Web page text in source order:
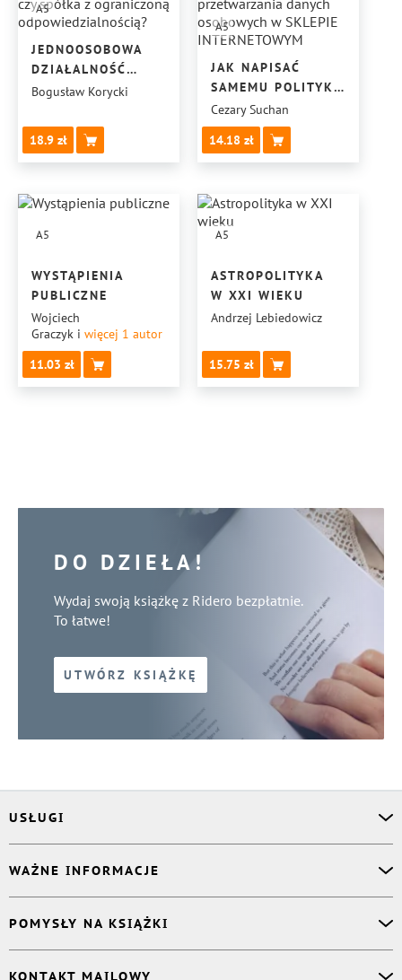
A5
JEDNOOSOBOWA
DZIAŁALNOŚĆ
GOSPODARCZA
Z OGRANICZONĄ
ODPOWIEDZIALNOŚCIĄ?
Bogusław Korycki
18.9
A5
JAK NAPISAĆ
SAMEMU POLITYKĘ
BEZPIECZEŃSTWA
PRZETWARZANIA
DANYCH
OSOBOWYCH W
INTERNETOWYM
Cezary Suchan
14.18
A5
WYSTĄPIENIA
PUBLICZNE
Wojciech
Graczyk i więcej 1 autor
11.03
A5
ASTROPOLITYKA
W XXI WIEKU
Andrzej Lebiedowicz
15.75
DO DZIEŁA!
Wydaj swoją książkę z Ridero bezpłatnie.
To łatwe!
UTWÓRZ KSIĄŻKĘ
USŁUGI
Korektor
Projektant okładki
Druk Twojej książki
Publikacja
WAŻNE INFORMACJE
Książki Ridero
Pomoc
POMYSŁY NA KSIĄŻKI
KONTAKT MAILOWY